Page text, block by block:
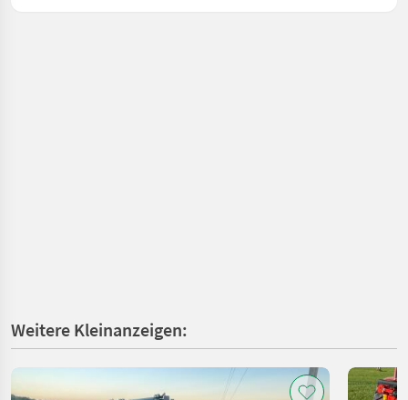
Weitere Kleinanzeigen: